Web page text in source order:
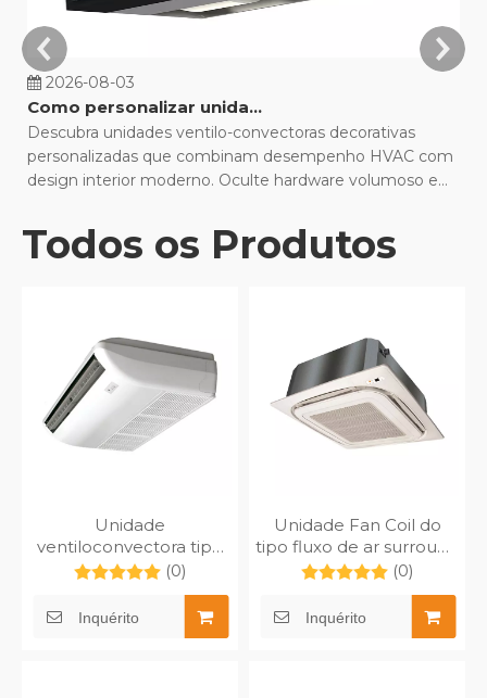
2026-08-03
Como personalizar unidades fan coil decorativas para projetos de construção?
Descubra unidades ventilo-convectoras decorativas
personalizadas que combinam desempenho HVAC com
design interior moderno. Oculte hardware volumoso e
Todos os Produtos
Unidade
ventiloconvectora tipo
piso de teto
(0)
Inquérito
Unidade Fan Coil do
tipo fluxo de ar surround
(drenagem por bomba)
(0)
Inquérito